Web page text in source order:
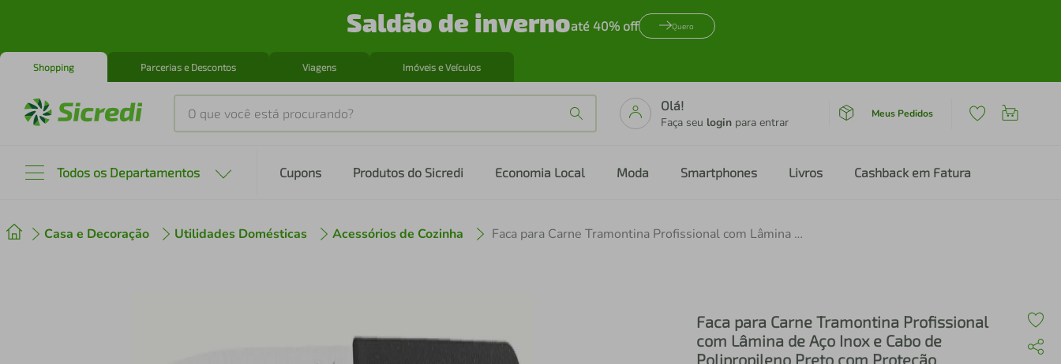
Saldão de invernoaté 40% off Quero
Shopping Parcerias e Descontos Viagens Imóveis e Veículos
O que você está procurando?
Olá!
Faça seu login para entrar
Meus Pedidos
Todos os Departamentos Cupons Produtos do Sicredi Economia Local Moda Smartphones Livros Cashback em Fatura
Casa e Decoração Utilidades Domésticas Acessórios de Cozinha Faca para Carne Tramontina Profissional com Lâmina de Aço Inox e Cabo de Polipropileno Preto com Proteção Antimicrobiana 6"
Faca para Carne Tramontina Profissional
com Lâmina de Aço Inox e Cabo de
Polipropileno Preto com Proteção
º cafeteira